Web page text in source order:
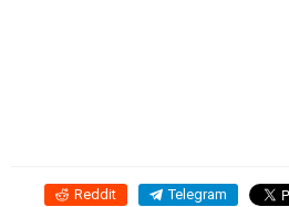
Reddit Telegram